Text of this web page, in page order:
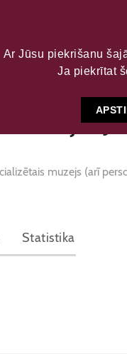
DATU PORTĀLS
muzejs
muzejs (arī
Statistika
Ar Jūsu piekrišanu
Ja piekrītat